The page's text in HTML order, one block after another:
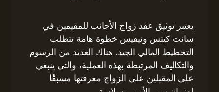
يعتبر توثيق عقد زواج الأجانب للمقيمين في
سانت كيتس ونيفيس خطوة هامة تتطلب
التخطيط المالي الجيد. هناك العديد من الرسوم
والتكاليف المرتبطة بهذه العملية، والتي ينبغي
على المقبلين على الزواج معرفتها مسبقًا